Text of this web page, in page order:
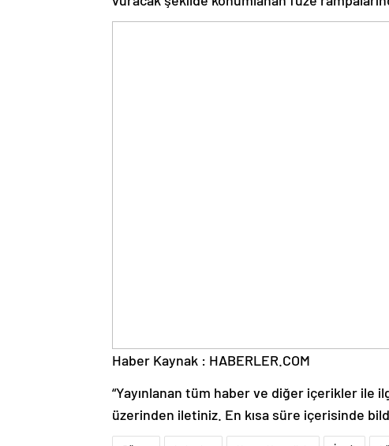
Haber Kaynak : HABERLER.COM
üzerinden iletiniz. En kısa süre içerisinde
Dünya haberler Hasan Nasrallah İsrail